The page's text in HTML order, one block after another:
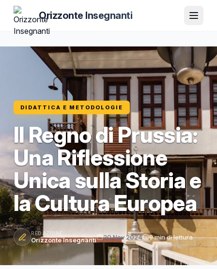
Orizzonte Insegnanti
DIDATTICA E METODOLOGIE
Il Regno di Prussia:
Una Riflessione
Unica sulla Storia e
la Cultura Europea
REDAZIONE
Orizzonte Insegnanti 20 Nov 2024 9 min di lettura